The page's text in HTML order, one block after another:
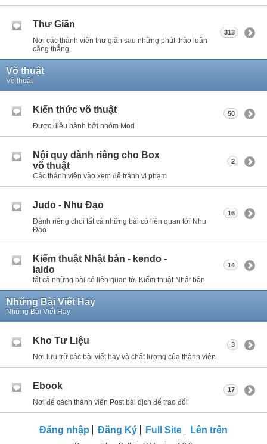
Thư Giãn
Nơi các thành viên thư giãn sau những phút thảo luận
căng thẳng
313
Võ thuật
Võ thuật
Kiến thức võ thuật
Được điều hành bởi nhóm Mod
50
Nội quy dành riêng cho Box
võ thuật
Các thành viên vào xem để tránh vi phạm
2
Judo - Nhu Đạo
Dành riêng choi tất cà những bài có liên quan tới Nhu
Đạo
16
Kiếm thuật Nhật bản - kendo -
iaido
tất cả những bài có liên quan tới Kiếm thuật Nhật bản
14
Những Bài Viết Hay
Những Bài Viết Hay
Kho Tư Liệu
Nơi lưu trữ các bài viết hay và chất lượng của thành viên
3
Ebook
Nơi để cách thành viên Post bài dịch để trao đổi
17
Đăng nhập Đăng Ký Full Site Lên trên